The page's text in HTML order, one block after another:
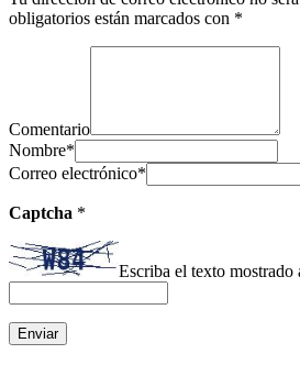
obligatorios están marcados con *
Comentario
Nombre*
Correo electrónico*
Captcha *
Escriba el texto mostrado